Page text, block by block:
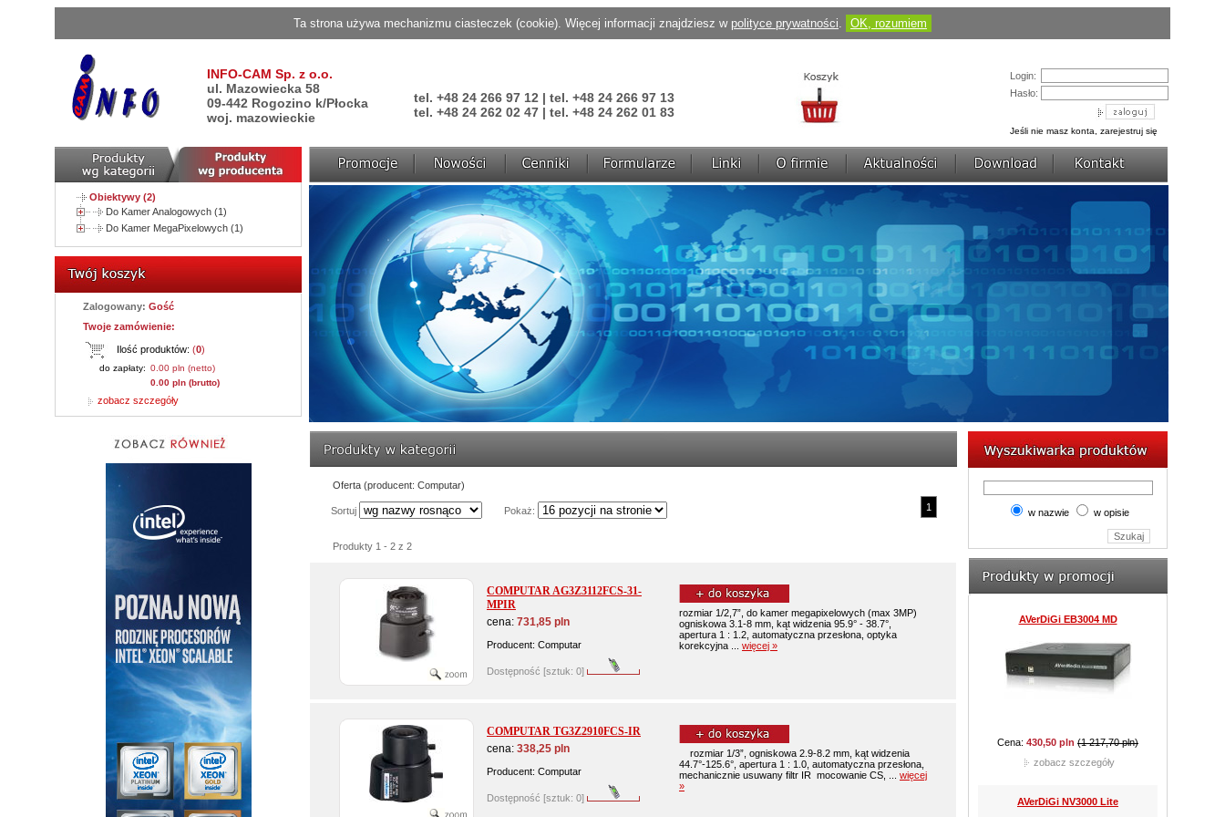
Ta strona używa mechanizmu ciasteczek (cookie). Więcej informacji znajdziesz w polityce prywatności. OK, rozumiem
INFO-CAM Sp. z o.o.
ul. Mazowiecka 58
09-442 Rogozino k/Płocka
woj. mazowieckie
tel. +48 24 266 97 12 | tel. +48 24 266 97 13
tel. +48 24 262 02 47 | tel. +48 24 262 01 83
Login:
Hasło:
Jeśli nie masz konta, zarejestruj się
Obiektywy (2)
Do Kamer Analogowych (1)
Do Kamer MegaPixelowych (1)
Zalogowany: Gość
Twoje zamówienie:
Ilość produktów: (0)
do zapłaty: 0.00 pln (netto)
0.00 pln (brutto)
zobacz szczegóły
Oferta (producent: Computar)
Sortuj Pokaż: 1
Produkty 1 - 2 z 2
COMPUTAR AG3Z3112FCS-31-
MPIR
cena: 731,85 pln
Producent: Computar
Dostępność [sztuk: 0]
rozmiar 1/2,7”, do kamer megapixelowych (max 3MP)
ogniskowa 3.1-8 mm, kąt widzenia 95.9° - 38.7°,
apertura 1 : 1.2, automatyczna przesłona, optyka
korekcyjna ... więcej »
COMPUTAR TG3Z2910FCS-IR
cena: 338,25 pln
Producent: Computar
Dostępność [sztuk: 0]
rozmiar 1/3”, ogniskowa 2.9-8.2 mm, kąt widzenia
44.7°-125.6°, apertura 1 : 1.0, automatyczna przesłona,
mechanicznie usuwany filtr IR mocowanie CS, ... więcej
»
w nazwie w opisie
Cena:184,50 pln (424,35 pln)
zobacz szczegóły
AVerDiGi EB3004 MD
430,50 pln (1 217,70 pln)
zobacz szczegóły
Cena:736,77 pln (922,50 pln)
AVerDiGi EB5416DVD Pro
zobacz szczegóły